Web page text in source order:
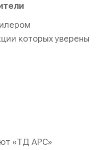
которых уверены
«ТД АРС»